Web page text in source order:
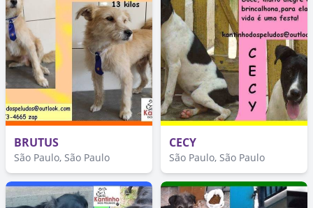
BRUTUS
São Paulo, São Paulo
CECY
São Paulo, São Paulo